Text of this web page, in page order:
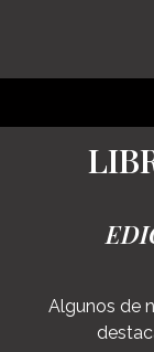
Algunos de